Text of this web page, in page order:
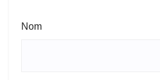
Nom